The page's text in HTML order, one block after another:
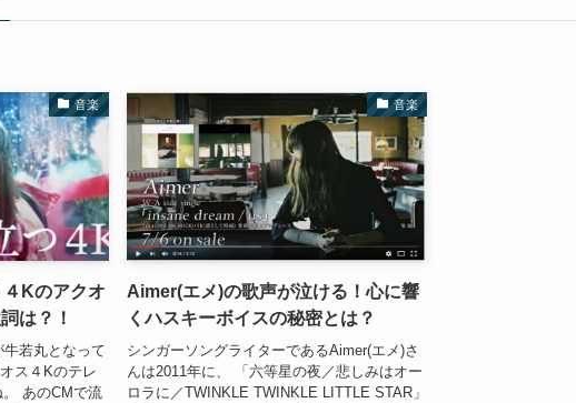
音楽
Kのアクオ
は？！
若丸となって
ス４Kのテレ
あのCMで流
音楽
Aimer(エメ)の歌声が泣ける！心に響
くハスキーボイスの秘密とは？
シンガーソングライターであるAimer(エメ)さ
んは2011年に、 「六等星の夜／悲しみはオー
ロラに／TWINKLE TWINKLE LITTLE STAR」